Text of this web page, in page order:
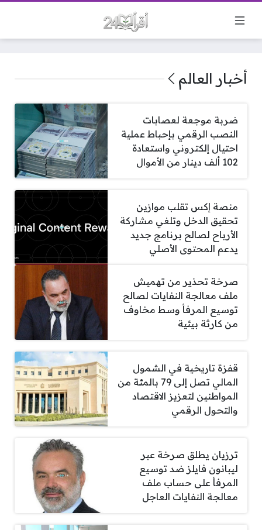
أخبار العالم
ضربة موجعة لعصابات
النصب الرقمي بإحباط عملية
احتيال إلكتروني واستعادة
102 ألف دينار من الأموال
منصة إكس تقلب موازين
تحقيق الدخل وتلغي مشاركة
الأرباح لصالح برنامج جديد
يدعم المحتوى الأصلي
صرخة تحذير من تهميش
ملف معالجة النفايات لصالح
توسيع المرفأ وسط مخاوف
من كارثة بيئية
قفزة تاريخية في الشمول
المالي تصل إلى 79 بالمئة من
المواطنين لتعزيز الاقتصاد
والتحول الرقمي
ترزيان يطلق صرخة عبر
ليبانون فايلز ضد توسيع
المرفأ على حساب ملف
معالجة النفايات العاجل